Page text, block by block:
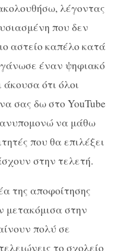
λέγοντας
που δεν
αστείο καπέλο κατά
έναν ψηφιακό
ότι όλοι
σας δω στο YouTube
ανυπομονώ να μάθω
που θα επιλέξει
στην τελετή.
της αποφοίτησης
μετακόμισα στην
πολύ σε
το σχολείο